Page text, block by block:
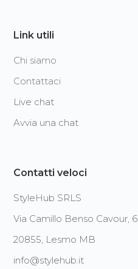
Link utili
Chi siamo
Contattaci
Live chat
Avvia una chat
Contatti veloci
StyleHub SRLS
Via Camillo Benso Cavour, 6
20855, Lesmo MB
info@stylehub.it